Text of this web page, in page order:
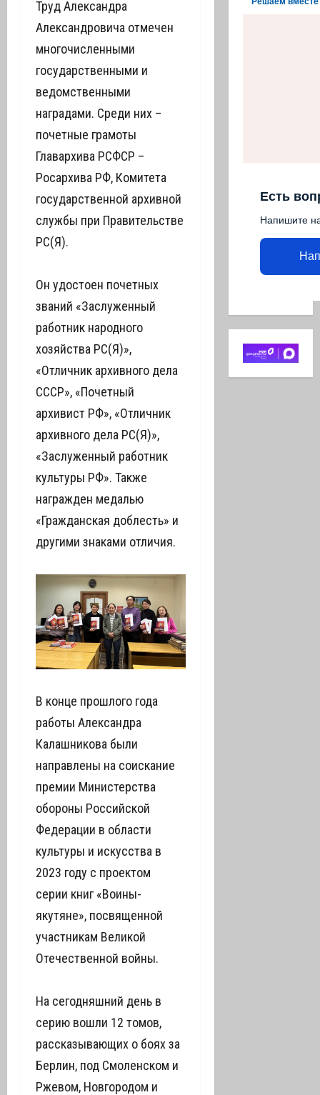
Труд Александра
Александровича отмечен
многочисленными
государственными и
ведомственными
наградами. Среди них –
почетные грамоты
Главархива РСФСР –
Росархива РФ, Комитета
государственной архивной
службы при Правительстве
РС(Я).
Он удостоен почетных
званий «Заслуженный
работник народного
хозяйства РС(Я)»,
«Отличник архивного дела
СССР», «Почетный
архивист РФ», «Отличник
архивного дела РС(Я)»,
«Заслуженный работник
культуры РФ». Также
награжден медалью
«Гражданская доблесть» и
другими знаками отличия.
В конце прошлого года
работы Александра
Калашникова были
направлены на соискание
премии Министерства
обороны Российской
Федерации в области
культуры и искусства в
2023 году с проектом
серии книг «Воины-
якутяне», посвященной
участникам Великой
Отечественной войны.
На сегодняшний день в
серию вошли 12 томов,
рассказывающих о боях за
Берлин, под Смоленском и
Ржевом, Новгородом и
Есть
Напишите